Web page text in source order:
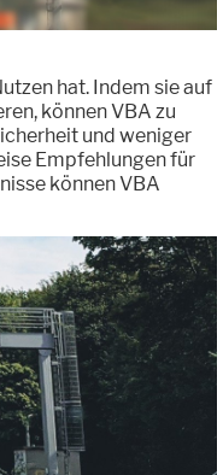
hat. Indem sie auf
können VBA zu
und weniger
Empfehlungen für
können VBA